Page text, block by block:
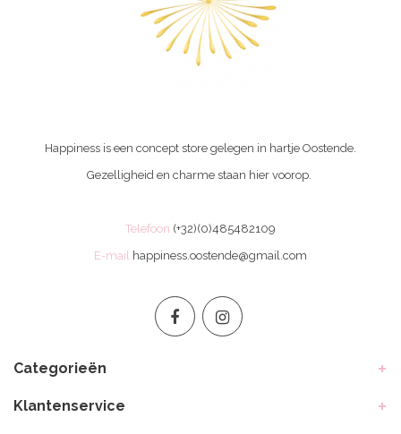
Happiness is een concept store gelegen in hartje Oostende.
Gezelligheid en charme staan hier voorop.
Telefoon (+32)(0)485482109
E-mail happiness.oostende@gmail.com
Categorieën
Klantenservice